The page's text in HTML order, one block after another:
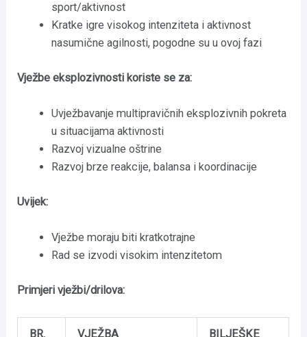
sport/aktivnost
Kratke igre visokog intenziteta i aktivnost
nasumične agilnosti, pogodne su u ovoj fazi
Vježbe eksplozivnosti koriste se za:
Uvježbavanje multipravičnih eksplozivnih pokreta
u situacijama aktivnosti
Razvoj vizualne oštrine
Razvoj brze reakcije, balansa i koordinacije
Uvijek:
Vježbe moraju biti kratkotrajne
Rad se izvodi visokim intenzitetom
Primjeri vježbi/drilova:
BR. VJEŽBA BILJEŠKE